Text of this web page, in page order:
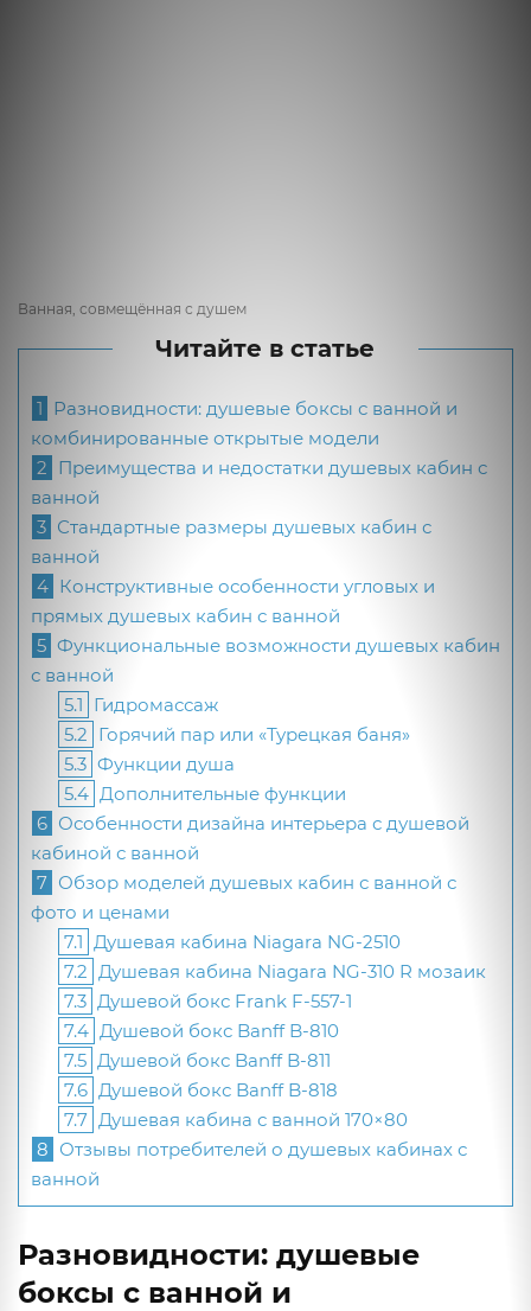
Ванная, совмещённая с душем
Читайте в статье
1 Разновидности: душевые боксы с ванной и
комбинированные открытые модели
2 Преимущества и недостатки душевых кабин с
ванной
3 Стандартные размеры душевых кабин с
ванной
4 Конструктивные особенности угловых и
прямых душевых кабин с ванной
5 Функциональные возможности душевых кабин
с ванной
5.1 Гидромассаж
5.2 Горячий пар или «Турецкая баня»
5.3 Функции душа
5.4 Дополнительные функции
6 Особенности дизайна интерьера с душевой
кабиной с ванной
7 Обзор моделей душевых кабин с ванной с
фото и ценами
7.1 Душевая кабина Niagara NG-2510
7.2 Душевая кабина Niagara NG-310 R мозаик
7.3 Душевой бокс Frank F-557-1
7.4 Душевой бокс Banff B-810
7.5 Душевой бокс Banff B-811
7.6 Душевой бокс Banff B-818
7.7 Душевая кабина с ванной 170×80
8 Отзывы потребителей о душевых кабинах с
ванной
Разновидности: душевые
боксы с ванной и